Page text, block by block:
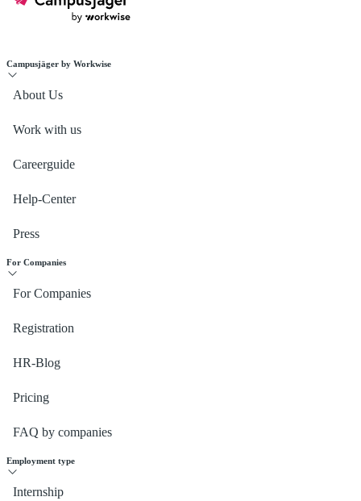
Campusjäger by Workwise
About Us
Work with us
Careerguide
Help-Center
Press
For Companies
For Companies
Registration
HR-Blog
Pricing
FAQ by companies
Employment type
Internship